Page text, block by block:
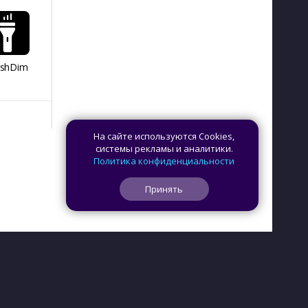
На сайте используются Cookies,
системы рекламы и аналитики.
Политика конфиденциальности
Принять